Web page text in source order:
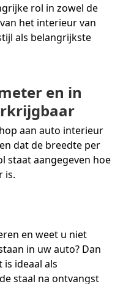
rol in zowel de
het interieur van
als belangrijkste
en in
aan auto interieur
dat de breedte per
staat aangegeven hoe
is.
en weet u niet
in uw auto? Dan
ideaal als
staal na ontvangst